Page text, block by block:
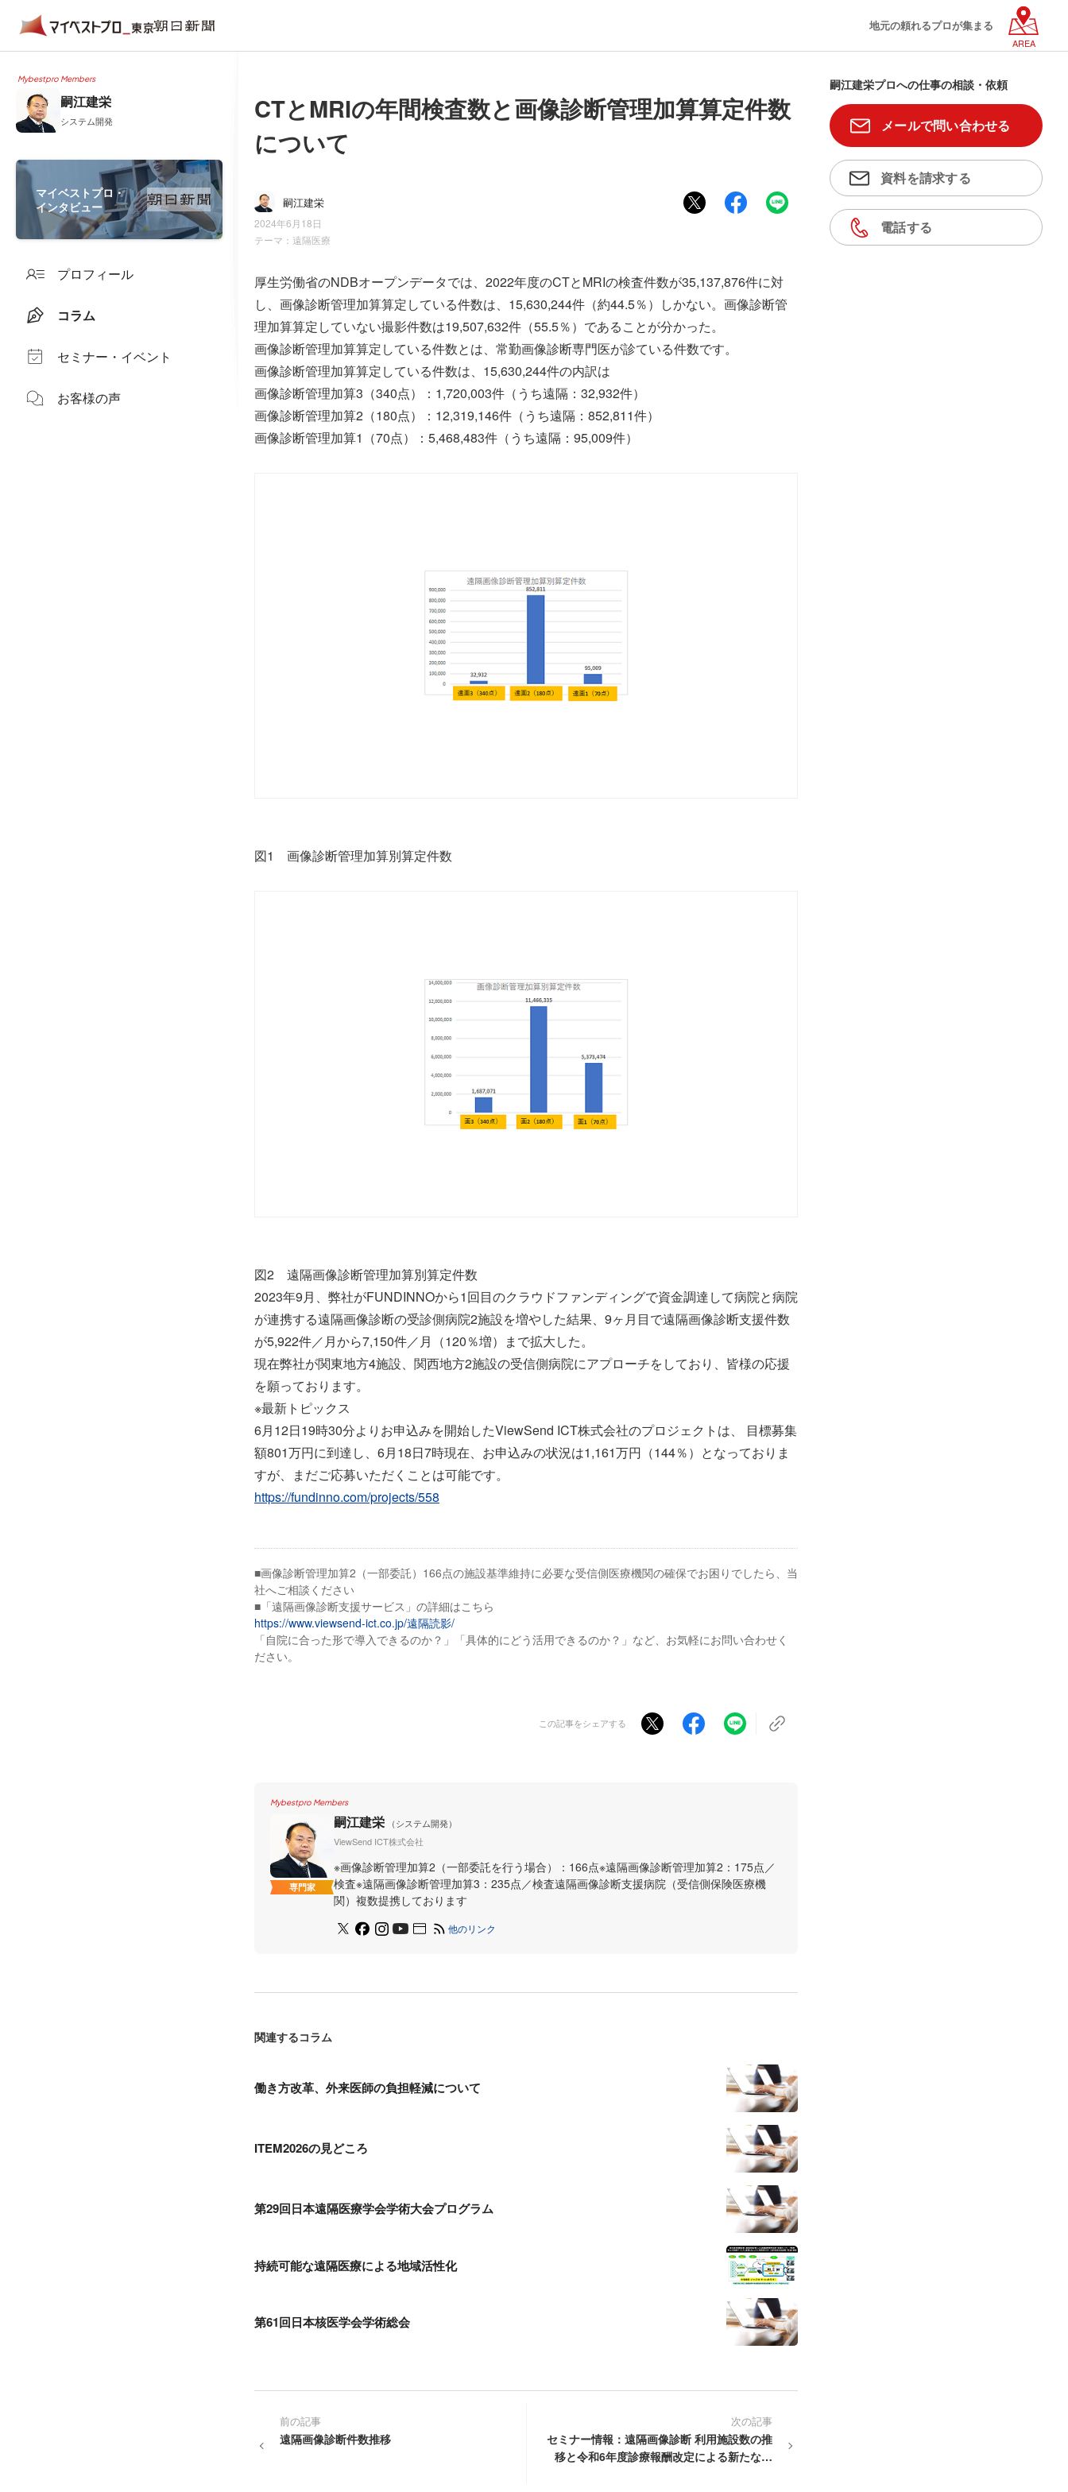
地元の頼れるプロが集まる
AREA
Mybestpro Members
嗣江建栄
システム開発
マイベストプロ・
インタビュー
プロフィール
コラム
セミナー・イベント
お客様の声
CTとMRIの年間検査数と画像診断管理加算算定件数
について
嗣江建栄
2024年6月18日
テーマ： 遠隔医療
厚生労働省のNDBオープンデータでは、2022年度のCTとMRIの検査件数が35,137,876件に対
し、画像診断管理加算算定している件数は、15,630,244件（約44.5％）しかない。画像診断管
理加算算定していない撮影件数は19,507,632件（55.5％）であることが分かった。
画像診断管理加算算定している件数とは、常勤画像診断専門医が診ている件数です。
画像診断管理加算算定している件数は、15,630,244件の内訳は
画像診断管理加算3（340点）：1,720,003件（うち遠隔：32,932件）
画像診断管理加算2（180点）：12,319,146件（うち遠隔：852,811件）
画像診断管理加算1（70点）：5,468,483件（うち遠隔：95,009件）
図1 画像診断管理加算別算定件数
図2 遠隔画像診断管理加算別算定件数
2023年9月、弊社がFUNDINNOから1回目のクラウドファンディングで資金調達して病院と病院
が連携する遠隔画像診断の受診側病院2施設を増やした結果、9ヶ月目で遠隔画像診断支援件数
が5,922件／月から7,150件／月（120％増）まで拡大した。
現在弊社が関東地方4施設、関西地方2施設の受信側病院にアプローチをしており、皆様の応援
を願っております。
※最新トピックス
6月12日19時30分よりお申込みを開始したViewSend ICT株式会社のプロジェクトは、 目標募集
額801万円に到達し、6月18日7時現在、お申込みの状況は1,161万円（144％）となっておりま
すが、まだご応募いただくことは可能です。
https://fundinno.com/projects/558
■画像診断管理加算2（⼀部委託）166点の施設基準維持に必要な受信側医療機関の確保でお困りでしたら、当
社へご相談ください
■「遠隔画像診断支援サービス」の詳細はこちら
https://www.viewsend-ict.co.jp/遠隔読影/
「自院に合った形で導入できるのか？」「具体的にどう活用できるのか？」など、お気軽にお問い合わせく
ださい。
この記事をシェアする
Mybestpro Members
専門家
嗣江建栄
（システム開発）
ViewSend ICT株式会社
※画像診断管理加算2（一部委託を行う場合）：166点※遠隔画像診断管理加算2：175点／
検査※遠隔画像診断管理加算3：235点／検査遠隔画像診断支援病院（受信側保険医療機
関）複数提携しております
他のリンク
関連するコラム
働き方改革、外来医師の負担軽減について
ITEM2026の見どころ
第29回日本遠隔医療学会学術大会プログラム
持続可能な遠隔医療による地域活性化
第61回日本核医学会学術総会
前の記事
遠隔画像診断件数推移
次の記事
セミナー情報：遠隔画像診断 利用施設数の推
移と令和6年度診療報酬改定による新たな展
嗣江建栄プロへの仕事の相談・依頼
メールで問い合わせる
資料を請求する
電話する